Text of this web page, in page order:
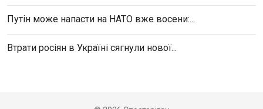
Путін може напасти на НАТО вже восени:...
Втрати росіян в Україні сягнули нової...